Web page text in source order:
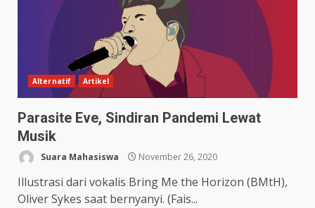
Alternatif Artikel
Parasite Eve, Sindiran Pandemi Lewat
Musik
Suara Mahasiswa November 26, 2020
Illustrasi dari vokalis Bring Me the Horizon (BMtH),
Oliver Sykes saat bernyanyi. (Fais...